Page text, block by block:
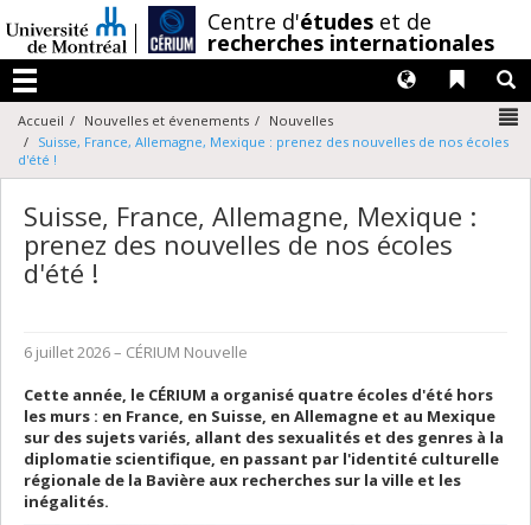
au
contenu
Centre d'études et de
recherches internationales
Menu
Liens
Langues
Accueil Nouvelles et évenements
Nouvelles
Suisse, France, Allemagne, Mexique : prenez des nouvelles de nos écoles
d'été !
Suisse, France, Allemagne, Mexique :
prenez des nouvelles de nos écoles
d'été !
6 juillet 2026– CÉRIUM Nouvelle
Cette année, le CÉRIUM a organisé quatre écoles d'été hors
les murs : en France, en Suisse, en Allemagne et au Mexique
sur des sujets variés, allant des sexualités et des genres à la
diplomatie scientifique, en passant par l'identité culturelle
régionale de la Bavière aux recherches sur la ville et les
inégalités.